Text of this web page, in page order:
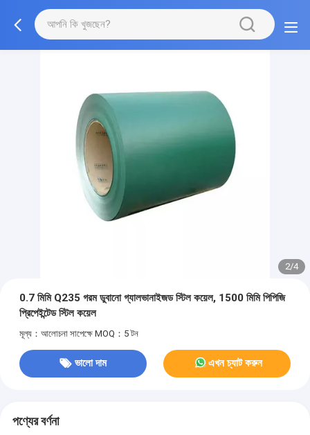
2/4
0.7 মিমি Q235 গরম ডুবানো গ্যালভানাইজড স্টিল কয়েল, 1500 মিমি পিপিজি
প্রিপেইন্টেড স্টিল কয়েল
মূল্য：আলোচনা সাপেক্ষে MOQ：5 টন
ভালো দাম এখন চ্যাট করুন
পণ্যের বর্ণনা